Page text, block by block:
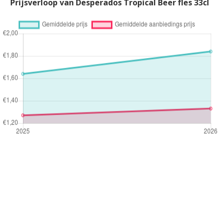
Prijsverloop van Desperados Tropical Beer fles 33cl